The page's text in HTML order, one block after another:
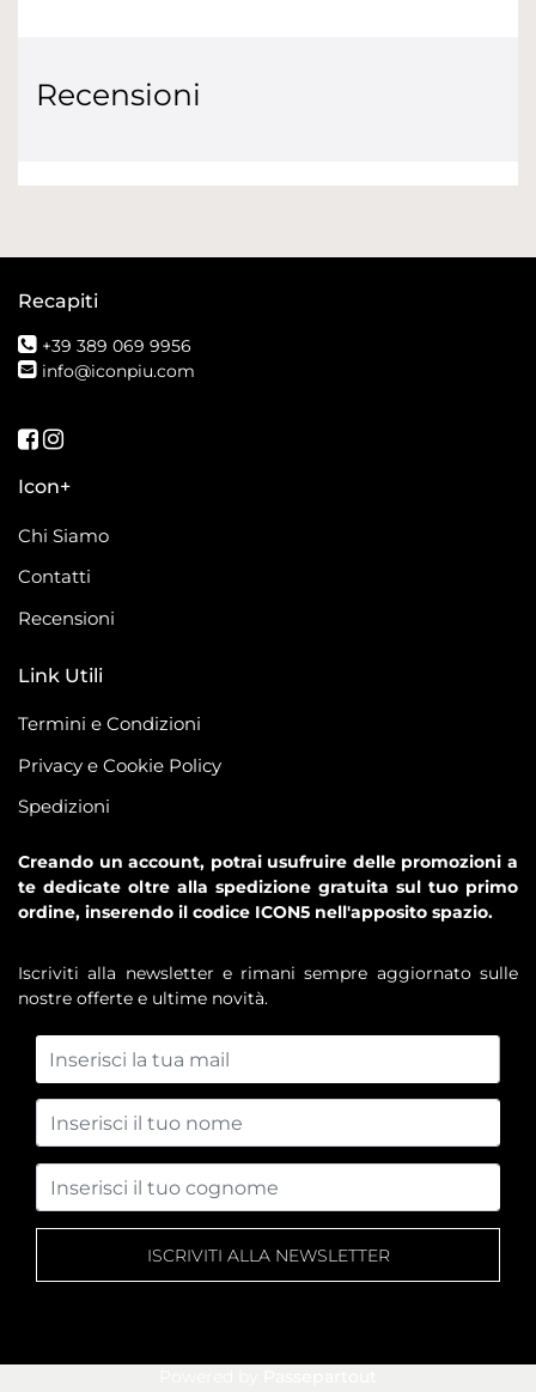
Recensioni
Recapiti
+39 389 069 9956
info@iconpiu.com
Seguici su Facebook
Seguici su Instagram
Icon+
Chi Siamo
Contatti
Recensioni
Link Utili
Termini e Condizioni
Privacy e Cookie Policy
Spedizioni
Creando un account, potrai usufruire delle promozioni a
te dedicate oltre alla spedizione gratuita sul tuo primo
ordine, inserendo il codice ICON5 nell'apposito spazio.
Iscriviti alla newsletter e rimani sempre aggiornato sulle
nostre offerte e ultime novità.